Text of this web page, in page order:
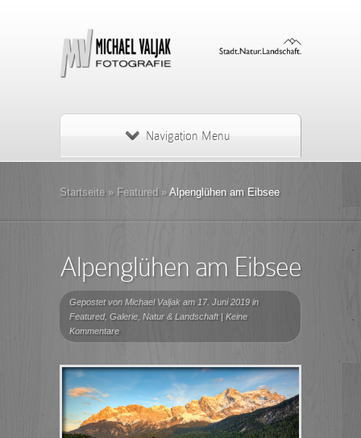
Navigation Menu
Startseite » Featured » Alpenglühen am Eibsee
Alpenglühen am Eibsee
Gepostet von Michael Valjak am 17. Juni 2019 in
Featured, Galerie Natur & Landschaft| Keine
Kommentare